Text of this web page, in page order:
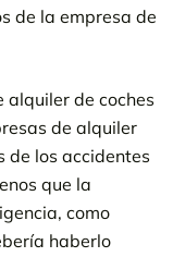
de la empresa de
de coches
de alquiler
de los accidentes
que la
como
haberlo